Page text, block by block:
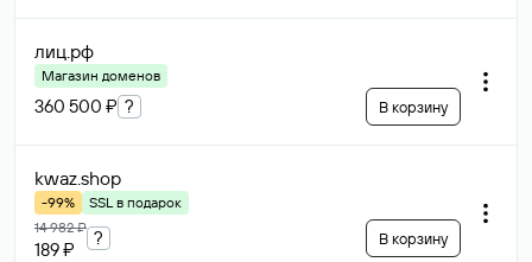
лиц.рф
Магазин доменов
360 500 ₽ ? В корзину
kwaz.shop
-99%
SSL в подарок
14 982 ₽
189 ₽
? В корзину